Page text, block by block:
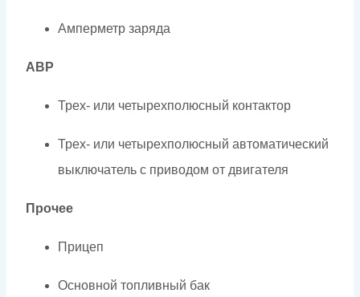
Амперметр заряда
АВР
Трех- или четырехполюсный контактор
Трех- или четырехполюсный автоматический
выключатель с приводом от двигателя
Прочее
Прицеп
Основной топливный бак